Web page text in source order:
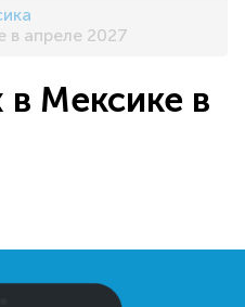
Документы и реквизиты
в апреле 2027
Мексике в